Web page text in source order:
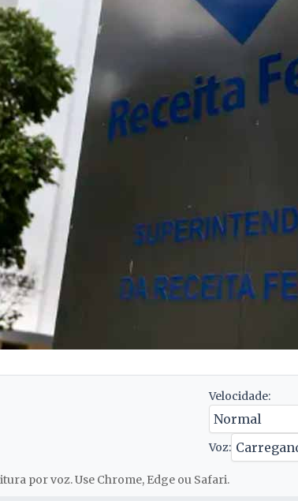
Velocidade:
Voz:
por voz. Use Chrome, Edge ou Safari.